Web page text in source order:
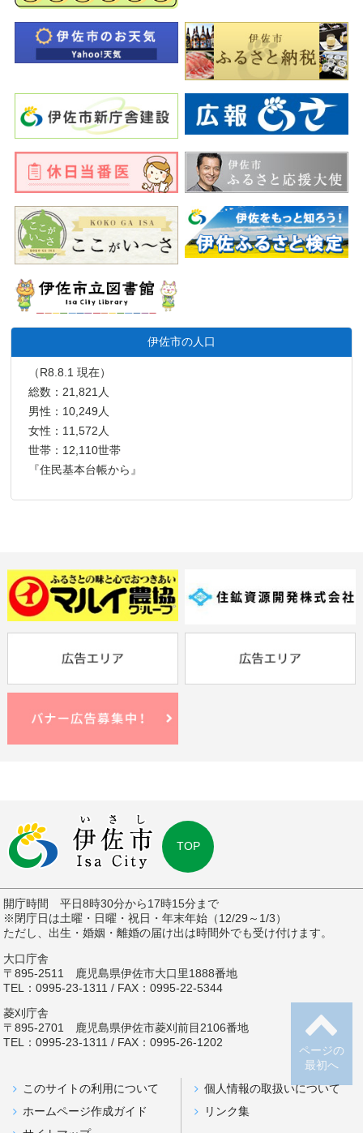
伊佐市の人口
（R8.8.1 現在）
総数：21,821人
男性：10,249人
女性：11,572人
世帯：12,110世帯
『住民基本台帳から』
ページの
最初へ
TOP
開庁時間 平日8時30分から17時15分まで
※閉庁日は土曜・日曜・祝日・年末年始（12/29～1/3）
ただし、出生・婚姻・離婚の届け出は時間外でも受け付けます。
大口庁舎
〒895-2511 鹿児島県伊佐市大口里1888番地
TEL：0995-23-1311 / FAX：0995-22-5344
菱刈庁舎
〒895-2701 鹿児島県伊佐市菱刈前目2106番地
TEL：0995-23-1311 / FAX：0995-26-1202
このサイトの利用について
個人情報の取扱いについて
ホームページ作成ガイド
リンク集